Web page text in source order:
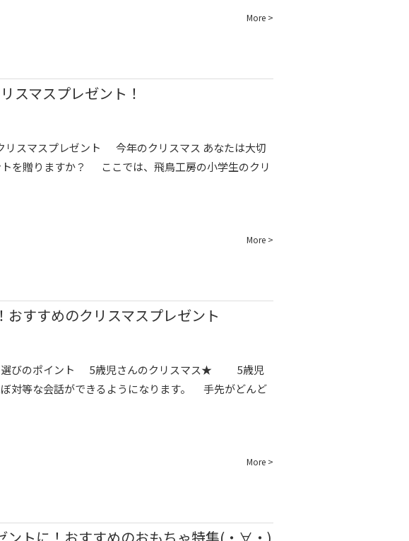
More >
スマスプレゼント！
マスプレゼント 今年のクリスマス あなたは大切
を贈りますか？ ここでは、飛鳥工房の小学生のクリ
More >
おすすめのクリスマスプレゼント
選びのポイント 5歳児さんのクリスマス★ 5歳児
対等な会話ができるようになります。 手先がどんど
More >